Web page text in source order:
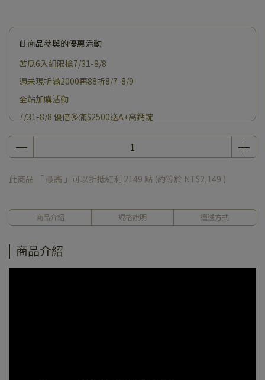
此商品參與的優惠活動
苦瓜6入組限搶7/31-8/8
週未現折滿2000再88折8/7-8/9
全站加購活動
7/31-8/8 優倍多滿$2500送A+高鈣錠
苦瓜胜肽6入組送高鈣
此商品 「 最高 」可以折抵紅利 2149 點 (約等於 NT$2,149 )
商品介紹 規格說明 運送方式
商品介紹